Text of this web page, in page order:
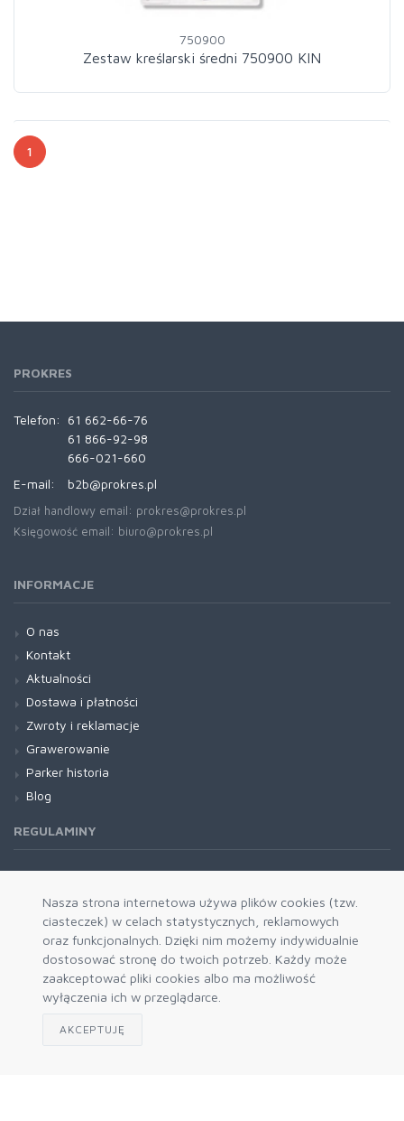
Nasza strona internetowa używa plików cookies (tzw.
ciasteczek) w celach statystycznych, reklamowych
oraz funkcjonalnych. Dzięki nim możemy indywidualnie
dostosować stronę do twoich potrzeb. Każdy może
zaakceptować pliki cookies albo ma możliwość
wyłączenia ich w przeglądarce.
AKCEPTUJĘ
750900
Zestaw kreślarski średni 750900 KIN
1
PROKRES
Telefon:
61 662-66-76
61 866-92-98
666-021-660
E-mail:
b2b@prokres.pl
Dział handlowy email: prokres@prokres.pl
Księgowość email: biuro@prokres.pl
INFORMACJE
O nas
Kontakt
Aktualności
Dostawa i płatności
Zwroty i reklamacje
Grawerowanie
Parker historia
Blog
REGULAMINY